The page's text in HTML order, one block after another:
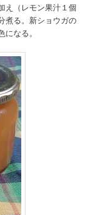
え（レモン果汁１個
煮る。新ショウガの
なる。